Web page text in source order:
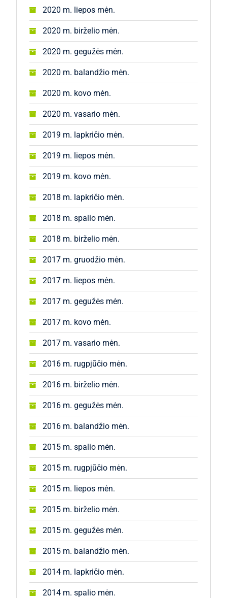
2020 m. liepos mėn.
2020 m. birželio mėn.
2020 m. gegužės mėn.
2020 m. balandžio mėn.
2020 m. kovo mėn.
2020 m. vasario mėn.
2019 m. lapkričio mėn.
2019 m. liepos mėn.
2019 m. kovo mėn.
2018 m. lapkričio mėn.
2018 m. spalio mėn.
2018 m. birželio mėn.
2017 m. gruodžio mėn.
2017 m. liepos mėn.
2017 m. gegužės mėn.
2017 m. kovo mėn.
2017 m. vasario mėn.
2016 m. rugpjūčio mėn.
2016 m. birželio mėn.
2016 m. gegužės mėn.
2016 m. balandžio mėn.
2015 m. spalio mėn.
2015 m. rugpjūčio mėn.
2015 m. liepos mėn.
2015 m. birželio mėn.
2015 m. gegužės mėn.
2015 m. balandžio mėn.
2014 m. lapkričio mėn.
2014 m. spalio mėn.